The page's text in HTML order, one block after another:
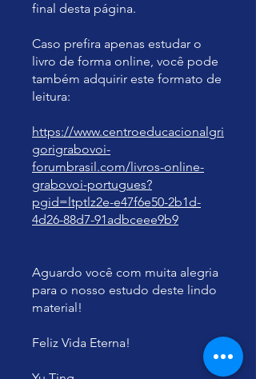
final desta página.
Caso prefira apenas estudar o
livro de forma online, você pode
também adquirir este formato de
leitura:
https://www.centroeducacionalgri
gorigrabovoi-
forumbrasil.com/livros-online-
grabovoi-portugues?
pgid=ltptlz2e-e47f6e50-2b1d-
4d26-88d7-91adbceee9b9
Aguardo você com muita alegria
para o nosso estudo deste lindo
material!
Feliz Vida Eterna!